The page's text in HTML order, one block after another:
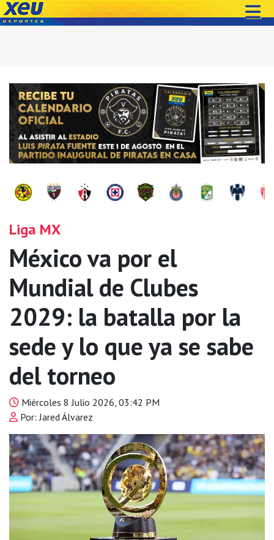
Liga MX
México va por el
Mundial de Clubes
2029: la batalla por la
sede y lo que ya se sabe
del torneo
Miércoles 8 Julio 2026, 03:42 PM
Por: Jared Álvarez